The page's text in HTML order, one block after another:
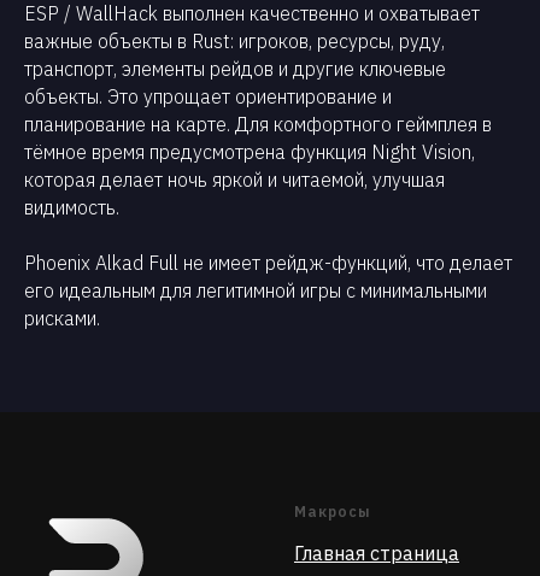
ESP / WallHack выполнен качественно и охватывает
важные объекты в Rust: игроков, ресурсы, руду,
транспорт, элементы рейдов и другие ключевые
объекты. Это упрощает ориентирование и
планирование на карте. Для комфортного геймплея в
тёмное время предусмотрена функция Night Vision,
которая делает ночь яркой и читаемой, улучшая
видимость.
Phoenix Alkad Full не имеет рейдж-функций, что делает
его идеальным для легитимной игры с минимальными
рисками.
Макросы
Главная страница